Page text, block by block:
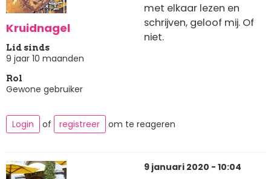
Kruidnagel
Lid sinds
9 jaar 10 maanden
Rol
Gewone gebruiker
met elkaar lezen en
schrijven, geloof mij. Of
niet.
Login of registreer om te reageren
9 januari 2020 - 10:04